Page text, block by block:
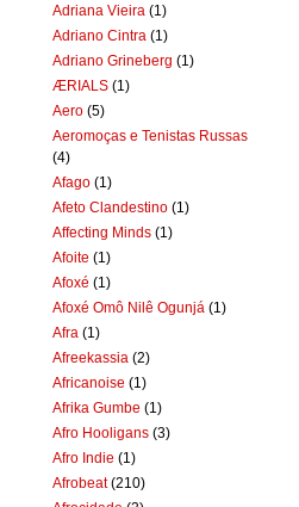
Adriana Vieira (1)
Adriano Cintra (1)
Adriano Grineberg (1)
ÆRIALS (1)
Aero (5)
Aeromoças e Tenistas Russas
(4)
Afago (1)
Afeto Clandestino (1)
Affecting Minds (1)
Afoite (1)
Afoxé (1)
Afoxé Omô Nilê Ogunjá (1)
Afra (1)
Afreekassia (2)
Africanoise (1)
Afrika Gumbe (1)
Afro Hooligans (3)
Afro Indie (1)
Afrobeat (210)